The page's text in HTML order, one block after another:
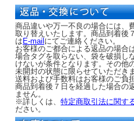
商品違いや万一不良の場合には、
取り替えいたします。商品到着後
は E-mail にてご連絡ください。
お客様のご都合による返品の場合
場合タグを取らない、袋を破損し
けないが条件となります。その他
未開封の状態に限らせていただき
送料および手数料はお客様のご負
商品到着後７日を経過した場合の
ません。
※詳しくは、 特定商取引法に関す
ださい。